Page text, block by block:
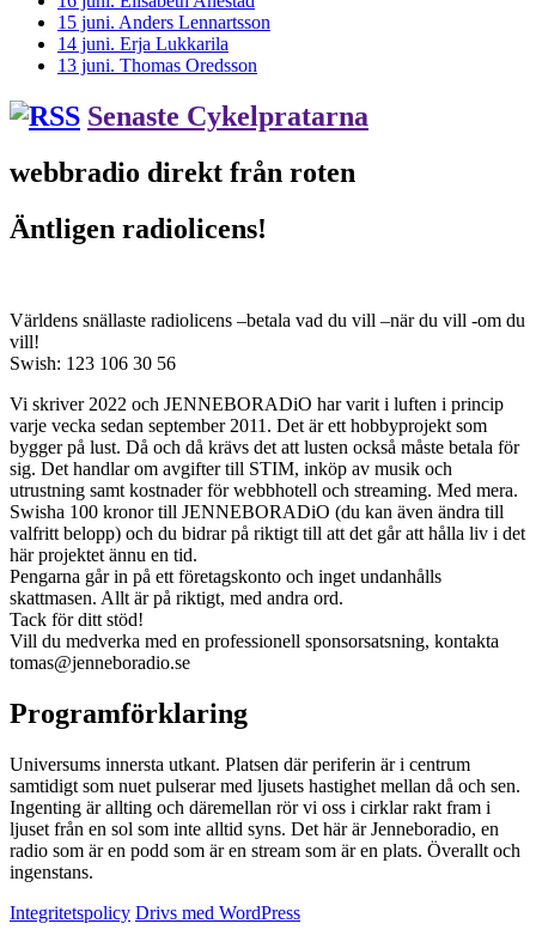
15 juni. Anders Lennartsson
14 juni. Erja Lukkarila
13 juni. Thomas Oredsson
Senaste Cykelpratarna
webbradio direkt från roten
Äntligen radiolicens!
Världens snällaste radiolicens –betala vad du vill –när du vill -om du
vill!
Swish: 123 106 30 56
Vi skriver 2022 och JENNEBORADiO har varit i luften i princip
varje vecka sedan september 2011. Det är ett hobbyprojekt som
bygger på lust. Då och då krävs det att lusten också måste betala för
sig. Det handlar om avgifter till STIM, inköp av musik och
utrustning samt kostnader för webbhotell och streaming. Med mera.
Swisha 100 kronor till JENNEBORADiO (du kan även ändra till
valfritt belopp) och du bidrar på riktigt till att det går att hålla liv i det
här projektet ännu en tid.
Pengarna går in på ett företagskonto och inget undanhålls
skattmasen. Allt är på riktigt, med andra ord.
Tack för ditt stöd!
Vill du medverka med en professionell sponsorsatsning, kontakta
tomas@jenneboradio.se
Programförklaring
Universums innersta utkant. Platsen där periferin är i centrum
samtidigt som nuet pulserar med ljusets hastighet mellan då och sen.
Ingenting är allting och däremellan rör vi oss i cirklar rakt fram i
ljuset från en sol som inte alltid syns. Det här är Jenneboradio, en
radio som är en podd som är en stream som är en plats. Överallt och
ingenstans.
Integritetspolicy Drivs med WordPress